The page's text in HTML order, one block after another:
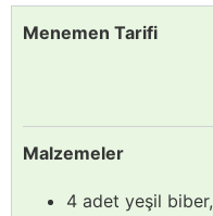
Menemen Tarifi
Malzemeler
4 adet yeşil biber,